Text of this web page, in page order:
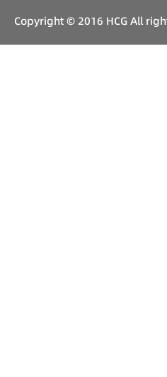
Copyright © 2016 HCG All